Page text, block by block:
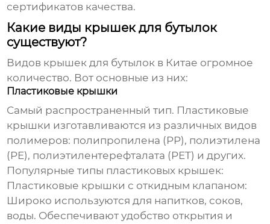
сертификатов качества.
Какие виды крышек для бутылок
существуют?
Видов крышек для бутылок в Китае огромное
количество. Вот основные из них:
Пластиковые крышки
Самый распространенный тип. Пластиковые
крышки изготавливаются из различных видов
полимеров: полипропилена (PP), полиэтилена
(PE), полиэтилентерефталата (PET) и других.
Популярные типы пластиковых крышек:
Пластиковые крышки с откидным клапаном:
Широко используются для напитков, соков,
воды. Обеспечивают удобство открытия и